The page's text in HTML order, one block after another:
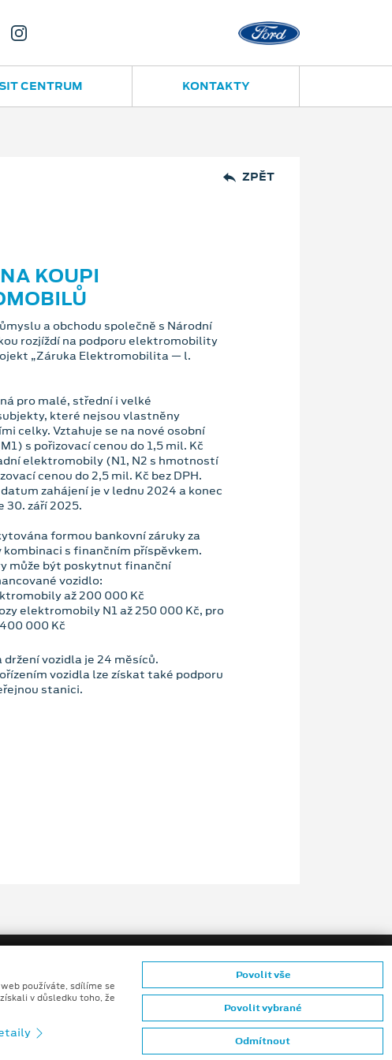
Ostrava - Vítkovice
CENTRUM KONTAKTY
ZPĚT
KOUPI
a obchodu společně s Národní
rozjíždí na podporu elektromobility
„Záruka Elektromobilita — l.
pro malé, střední i velké
které nejsou vlastněny
celky. Vztahuje se na nové osobní
s pořizovací cenou do 1,5 mil. Kč
elektromobily (N1, N2 s hmotností
cenou do 2,5 mil. Kč bez DPH.
zahájení je v lednu 2024 a konec
30. září 2025.
formou bankovní záruky za
kombinaci s finančním příspěvkem.
může být poskytnut finanční
vozidlo:
až 200 000 Kč
elektromobily N1 až 250 000 Kč, pro
000 Kč
vozidla je 24 měsíců.
vozidla lze získat také podporu
stanici.
údajů konečných zákazníků
používáte, sdílíme se
v důsledku toho, že
Odmítnout
Povolit vybrané
Povolit vše